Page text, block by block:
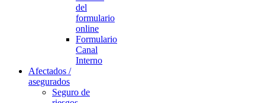
del
formulario
online
Formulario
Canal
Interno
Afectados /
asegurados
Seguro de